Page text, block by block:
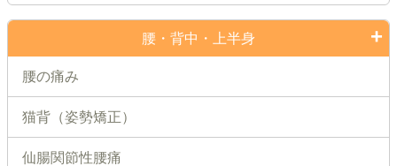
腰・背中・上半身
腰の痛み
猫背（姿勢矯正）
仙腸関節性腰痛